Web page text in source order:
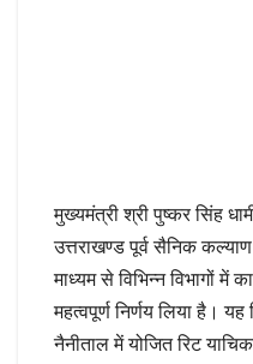
मुख्यमंत्री श्री पुष्कर सिंह
उत्तराखण्ड पूर्व सैनिक
माध्यम से विभिन्न विभागों में
महत्वपूर्ण निर्णय लिया है।
नैनीताल में योजित रिट